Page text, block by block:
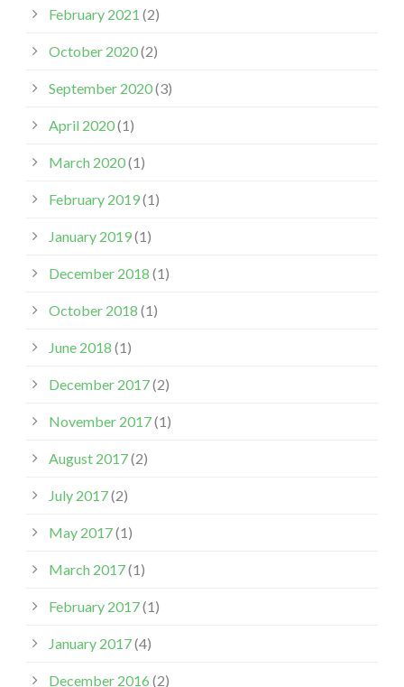
February 2021 (2)
October 2020(2)
September 2020(3)
April 2020(1)
March 2020(1)
February 2019(1)
January 2019(1)
December 2018 (1)
October 2018 (1)
June 2018 (1)
December 2017(2)
November 2017(1)
August 2017(2)
July 2017(2)
May 2017(1)
March 2017(1)
February 2017(1)
January 2017(4)
December 2016 (2)